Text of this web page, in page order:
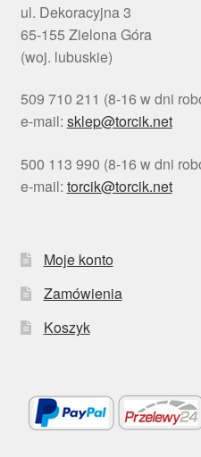
ul. Dekoracyjna 3
65-155 Zielona Góra
(woj. lubuskie)
509 710 211 (8-16 w dni
e-mail: sklep@torcik.net
500 113 990 (8-16 w dni
e-mail: torcik@torcik.net
Moje konto
Zamówienia
Koszyk